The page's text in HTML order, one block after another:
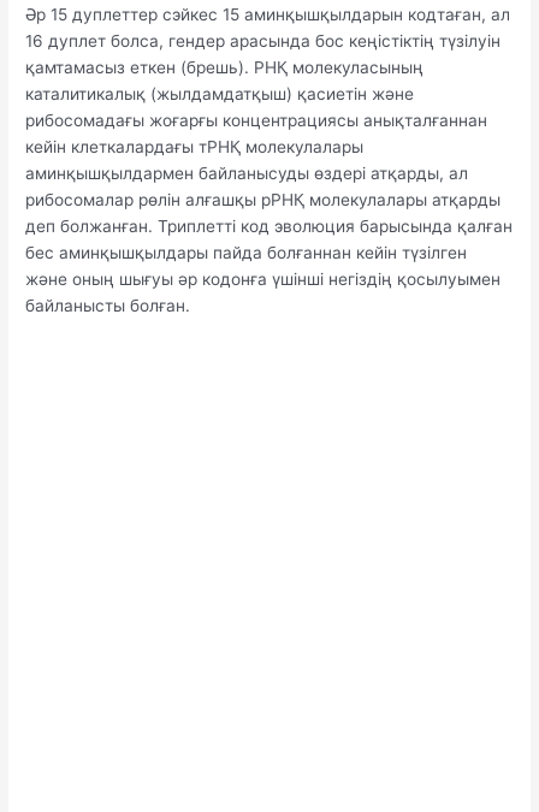
Әр 15 дуплеттер сэйкес 15 аминқышқылдарын кодтаған, ал
16 дуплет болса, гендер арасында бос кеңістіктің түзілуін
қамтамасыз еткен (брешь). РНҚ молекуласының
каталитикалық (жылдамдатқыш) қасиетін және
рибосомадағы жоғарғы концентрациясы анықталғаннан
кейін клеткалардағы тРНҚ молекулалары
аминқышқылдармен байланысуды өздері атқарды, ал
рибосомалар рөлін алғашқы рРНҚ молекулалары атқарды
деп болжанған. Триплетті код эволюция барысында қалған
бес аминқышқылдары пайда болғаннан кейін түзілген
және оның шығуы әр кодонға үшінші негіздің қосылуымен
байланысты болған.